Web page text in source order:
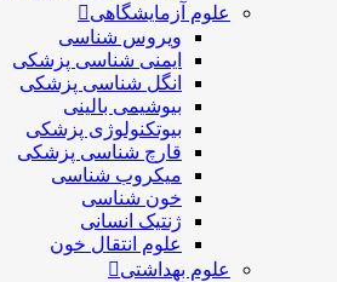
علوم آزمایشگاهی
ویروس شناسی
ایمنی شناسی پزشكی
انگل شناسی پزشکی
بیوشیمی بالینی
بیوتکنولوژی پزشکی
قارچ شناسی پزشکی
ميكروب شناسی
خون شناسی
ژنتیک انسانی
علوم انتقال خون
علوم بهداشتی